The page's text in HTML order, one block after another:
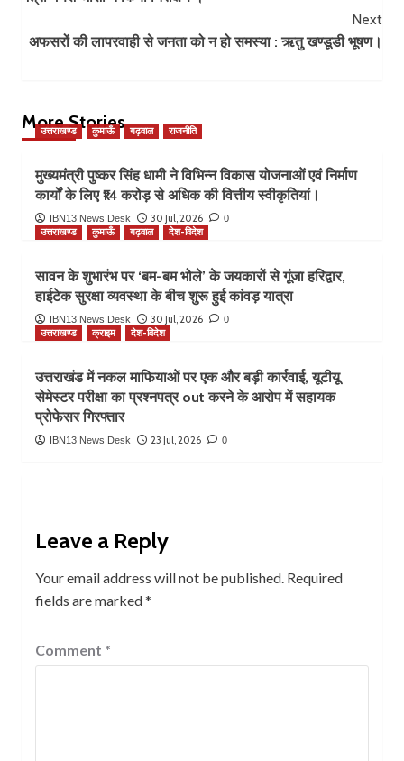
Next
अफसरों की लापरवाही से जनता को न हो समस्या : ऋतु खण्डूडी भूषण।
More Stories
उत्तराखण्ड कुमाऊँ गढ़वाल राजनीति
मुख्यमंत्री पुष्कर सिंह धामी ने विभिन्न विकास योजनाओं एवं निर्माण
कार्यों के लिए ₹14 करोड़ से अधिक की वित्तीय स्वीकृतियां।
IBN13 News Desk 30 Jul, 2026 0
उत्तराखण्ड कुमाऊँ गढ़वाल देश-विदेश
सावन के शुभारंभ पर ‘बम-बम भोले’ के जयकारों से गूंजा हरिद्वार,
हाईटेक सुरक्षा व्यवस्था के बीच शुरू हुई कांवड़ यात्रा
IBN13 News Desk 30 Jul, 2026 0
उत्तराखण्ड क्राइम देश-विदेश
उत्तराखंड में नकल माफियाओं पर एक और बड़ी कार्रवाई, यूटीयू
सेमेस्टर परीक्षा का प्रश्नपत्र out करने के आरोप में सहायक
प्रोफेसर गिरफ्तार
IBN13 News Desk 23 Jul, 2026 0
Leave a Reply
Your email address will not be published. Required
fields are marked*
Comment *